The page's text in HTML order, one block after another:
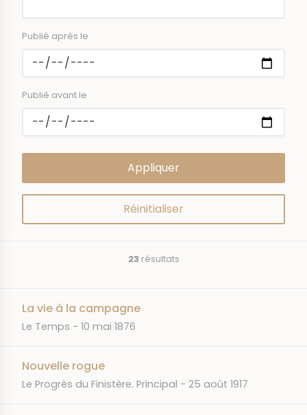
Publié après le
Publié avant le
23 résultats
La vie à la campagne
JOURNAL
Le Temps DATE
10 mai 1876
Nouvelle rogue
JOURNAL
Le Progrès du Finistère. Principal DATE
25 août 1917